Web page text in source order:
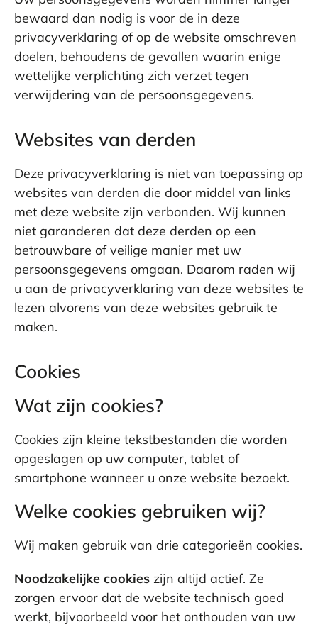
bewaard dan nodig is voor de in deze
privacyverklaring of op de website omschreven
doelen, behoudens de gevallen waarin enige
wettelijke verplichting zich verzet tegen
verwijdering van de persoonsgegevens.
Websites van derden
Deze privacyverklaring is niet van toepassing op
websites van derden die door middel van links
met deze website zijn verbonden. Wij kunnen
niet garanderen dat deze derden op een
betrouwbare of veilige manier met uw
persoonsgegevens omgaan. Daarom raden wij
u aan de privacyverklaring van deze websites te
lezen alvorens van deze websites gebruik te
maken.
Cookies
Wat zijn cookies?
Cookies zijn kleine tekstbestanden die worden
opgeslagen op uw computer, tablet of
smartphone wanneer u onze website bezoekt.
Welke cookies gebruiken wij?
Wij maken gebruik van drie categorieën cookies.
Noodzakelijke cookies zijn altijd actief. Ze
zorgen ervoor dat de website technisch goed
werkt, bijvoorbeeld voor het onthouden van uw